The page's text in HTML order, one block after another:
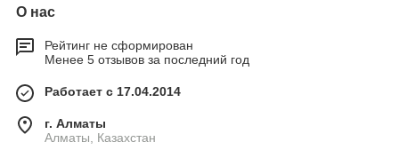
О нас
Рейтинг не сформирован
Менее 5 отзывов за последний год
Работает с 17.04.2014
г. Алматы
Алматы, Казахстан